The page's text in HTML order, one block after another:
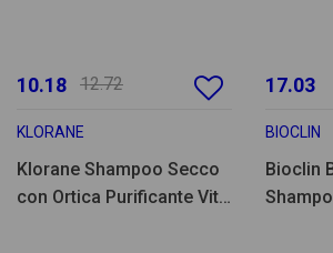
10.18 12.72
KLORANE
Klorane Shampoo Secco
con Ortica Purificante Vit
17.03
BIOCLIN
Bioclin